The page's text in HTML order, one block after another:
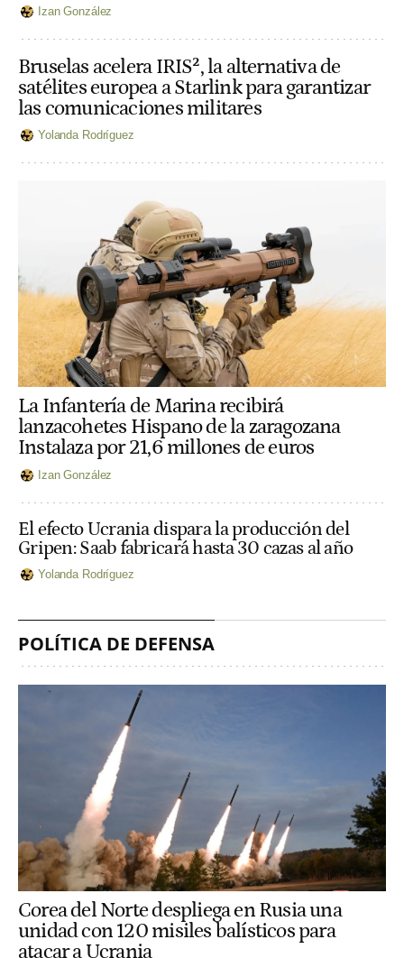
Izan González
Bruselas acelera IRIS², la alternativa de
satélites europea a Starlink para garantizar
las comunicaciones militares
Yolanda Rodríguez
La Infantería de Marina recibirá
lanzacohetes Hispano de la zaragozana
Instalaza por 21,6 millones de euros
Izan González
El efecto Ucrania dispara la producción del
Gripen: Saab fabricará hasta 30 cazas al año
Yolanda Rodríguez
POLÍTICA DE DEFENSA
Corea del Norte despliega en Rusia una
unidad con 120 misiles balísticos para
atacar a Ucrania